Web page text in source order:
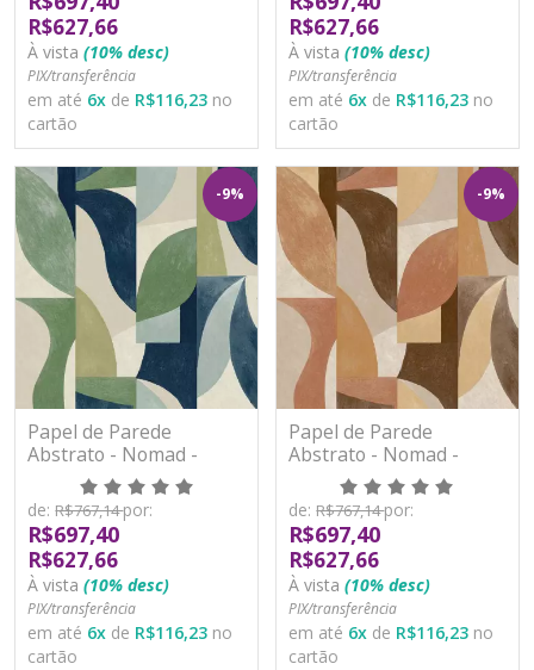
R$627,66
À vista (10% desc)
PIX/transferência
em até 6x de R$116,23 no
cartão
R$627,66
À vista (10% desc)
PIX/transferência
em até 6x de R$116,23 no
cartão
-9%
Papel de Parede
Abstrato - Nomad -
A50601 - Vinílico
de: R$767,14por:
R$697,40
R$627,66
À vista (10% desc)
PIX/transferência
em até 6x de R$116,23 no
cartão
-9%
Papel de Parede
Abstrato - Nomad -
A50602 - Vinílico
de: R$767,14por:
R$697,40
R$627,66
À vista (10% desc)
PIX/transferência
em até 6x de R$116,23 no
cartão